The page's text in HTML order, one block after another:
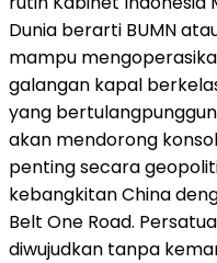
Dunia berarti BUMN
mampu
galangan kapal
yang
akan mendorong
penting secara
kebangkitan China
Belt One Road.
diwujudkan tanpa